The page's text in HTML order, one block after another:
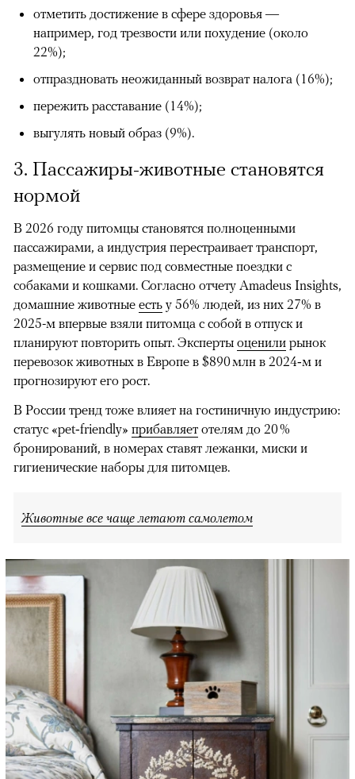
отметить достижение в сфере здоровья —
например, год трезвости или похудение (около
22%);
отпраздновать неожиданный возврат налога (16%);
пережить расставание (14%);
выгулять новый образ (9%).
3. Пассажиры-животные становятся
нормой
В 2026 году питомцы становятся полноценными
пассажирами, а индустрия перестраивает транспорт,
размещение и сервис под совместные поездки с
собаками и кошками. Согласно отчету Amadeus Insights,
домашние животные есть у 56% людей, из них 27% в
2025-м впервые взяли питомца с собой в отпуск и
планируют повторить опыт. Эксперты оценили рынок
перевозок животных в Европе в $890 млн в 2024‑м и
прогнозируют его рост.
В России тренд тоже влияет на гостиничную индустрию:
статус «pet‑friendly» прибавляет отелям до 20 %
бронирований, в номерах ставят лежанки, миски и
гигиенические наборы для питомцев.
Животные все чаще летают самолетом